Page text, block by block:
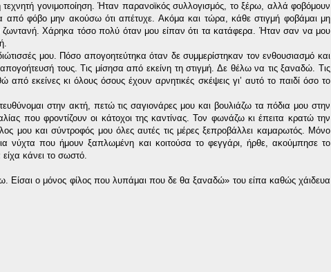
γονιμοποίηση. Ήταν παρανοϊκός συλλογισμός, το ξέρω, αλλά φοβόμουν
από φόβο μην ακούσω ότι απέτυχε. Ακόμα και τώρα, κάθε στιγμή φοβάμαι μη
ζωντανή. Χάρηκα τόσο πολύ όταν μου είπαν ότι τα κατάφερα. Ήταν σαν να μου
μου. Πόσο απογοητεύτηκα όταν δε συμμερίστηκαν τον ενθουσιασμό και
τους. Τις μίσησα από εκείνη τη στιγμή. Δε θέλω να τις ξαναδώ. Τις
εκείνες κι όλους όσους έχουν αρνητικές σκέψεις γι’ αυτό το παιδί όσο το
στην ακτή, πετώ τις σαγιονάρες μου και βουλιάζω τα πόδια μου στην
που φροντίζουν οι κάτοχοι της καντίνας. Τον φωνάζω κι έπειτα κρατώ την
και σύντροφός μου όλες αυτές τις μέρες ξεπροβάλλει καμαρωτός. Μόνο
νύχτα που ήμουν ξαπλωμένη και κοιτούσα το φεγγάρι, ήρθε, ακούμπησε το
κάνει το σωστό.
Είσαι ο μόνος φίλος που λυπάμαι που δε θα ξαναδώ» του είπα καθώς χάιδευα